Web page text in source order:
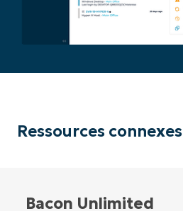
Ressources connexes
Bacon Unlimited